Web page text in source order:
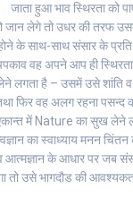
जाता हुआ भाव स्थिरता को
जान लेगे तो उधर की तरफ
के साथ-साथ संसार के
वह अपने आप ही स्थिरता
लगता है – उसमें उसे शांति
फिर वह अलग रहना पसन्द
में Nature का सुख लेने
का स्वाध्याय मनन
व आत्मज्ञान के आधार पर जब
तो उसे भागदौड की